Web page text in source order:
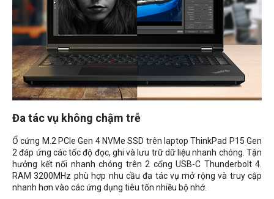
Đa tác vụ không chậm trễ
Ổ cứng M.2 PCIe Gen 4 NVMe SSD trên laptop ThinkPad P15 Gen
2 đáp ứng các tốc độ đọc, ghi và lưu trữ dữ liệu nhanh chóng. Tận
hưởng kết nối nhanh chóng trên 2 cổng USB-C Thunderbolt 4.
RAM 3200MHz phù hợp nhu cầu đa tác vụ mở rộng và truy cập
nhanh hơn vào các ứng dụng tiêu tốn nhiều bộ nhớ.